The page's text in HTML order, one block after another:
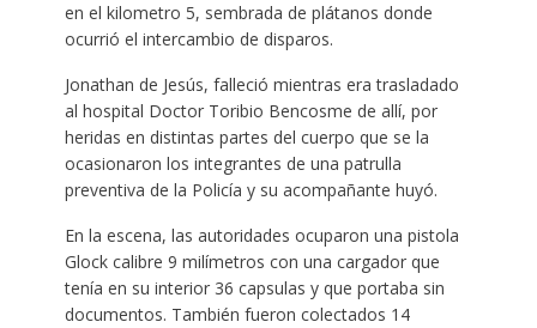
en el kilometro 5, sembrada de plátanos donde
ocurrió el intercambio de disparos.
Jonathan de Jesús, falleció mientras era trasladado
al hospital Doctor Toribio Bencosme de allí, por
heridas en distintas partes del cuerpo que se la
ocasionaron los integrantes de una patrulla
preventiva de la Policía y su acompañante huyó.
En la escena, las autoridades ocuparon una pistola
Glock calibre 9 milímetros con una cargador que
tenía en su interior 36 capsulas y que portaba sin
documentos. También fueron colectados 14